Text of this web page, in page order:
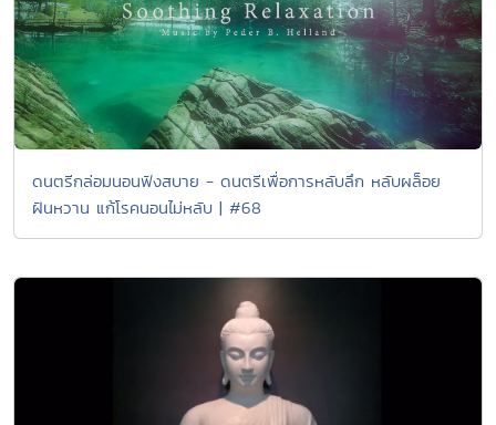
ดนตรีกล่อมนอนฟังสบาย - ดนตรีเพื่อการหลับลึก หลับผล็อย
ฝันหวาน แก้โรคนอนไม่หลับ | #68